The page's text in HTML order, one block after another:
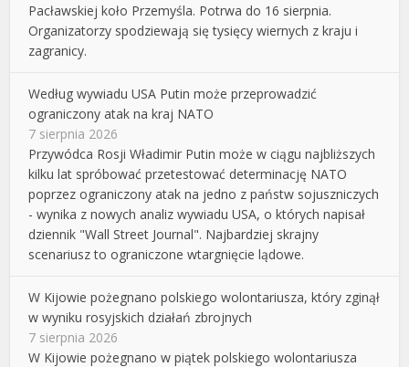
Pacławskiej koło Przemyśla. Potrwa do 16 sierpnia.
Organizatorzy spodziewają się tysięcy wiernych z kraju i
zagranicy.
Według wywiadu USA Putin może przeprowadzić
ograniczony atak na kraj NATO
7 sierpnia 2026
Przywódca Rosji Władimir Putin może w ciągu najbliższych
kilku lat spróbować przetestować determinację NATO
poprzez ograniczony atak na jedno z państw sojuszniczych
- wynika z nowych analiz wywiadu USA, o których napisał
dziennik "Wall Street Journal". Najbardziej skrajny
scenariusz to ograniczone wtargnięcie lądowe.
W Kijowie pożegnano polskiego wolontariusza, który zginął
w wyniku rosyjskich działań zbrojnych
7 sierpnia 2026
W Kijowie pożegnano w piątek polskiego wolontariusza